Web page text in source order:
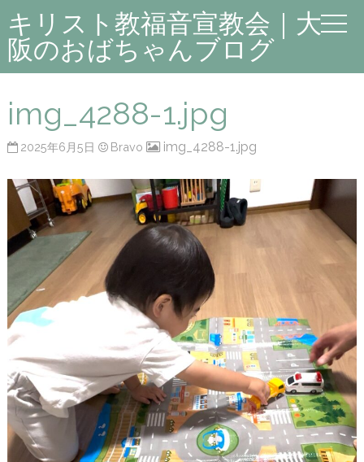
キリスト教福音宣教会｜大
阪のおばちゃんブログ
img_4288-1.jpg
2025年6月5日 Bravo img_4288-1.jpg